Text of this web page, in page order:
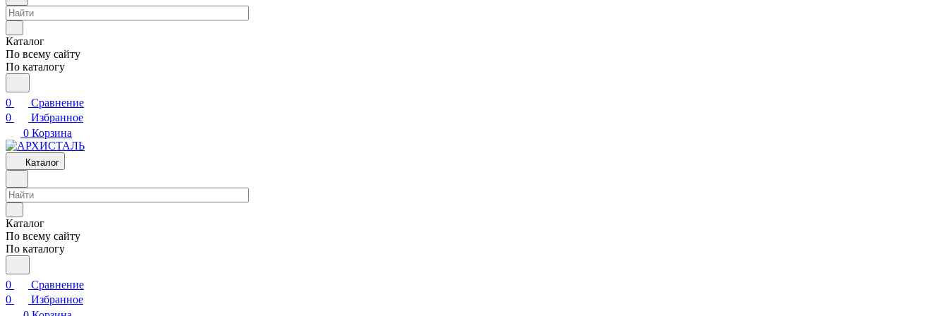
Каталог
По всему сайту
По каталогу
0
Сравнение
0
Избранное
0 Корзина
Каталог
Каталог
По всему сайту
По каталогу
0
Сравнение
0
Избранное